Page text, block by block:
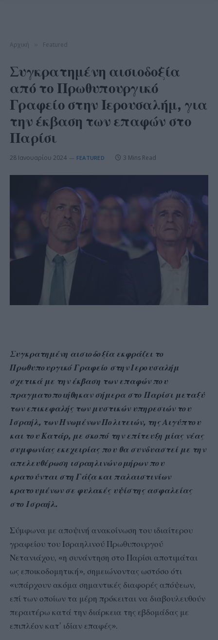
Αρχική Featured
Συγκρατημένη αισιοδοξία
από το Πρωθυπουργικό
Γραφείο στην Ιερουσαλήμ, για
την έκβαση των επαφών στο
Παρίσι
28 Ιανουαρίου 2024 FEATURED 3 Mins Read
Συγκρατημένη αισιοδοξία εκφράζει το
Πρωθυπουργικό Γραφείο στην Ιερουσαλήμ
σχετικά με την έκβαση των επαφών που
πραγματοποιήθηκαν σήμερα στο Παρίσι μεταξύ
των επικεφαλής των μυστικών υπηρεσιών του
Ισραήλ, των Ηνωμένων Πολιτειών, της Αιγύπτου
και του Κατάρ, με σκοπό την επίτευξη μίας νέας
συμφωνίας εκεχειρίας που θα συνδυαστεί με την
απελευθέρωση ισραηλινών ομήρων που
κρατούνται στη Γάζα και παλαιστινίων
κρατουμένων σε φυλακές υψίστης ασφαλείας
στο Ισραήλ.
Σύμφωνα με αποψινή ανακοίνωση του ιδιαίτερου
γραφείου του Ισραηλινού Πρωθυπουργού
Νετανιάχου, «η συνάντηση στο Παρίσι αποτιμάται
ως εποικοδομητική», σημειώνοντας ωστόσο ότι
«υπάρχουν ακόμα σημαντικές διαφορές απόψεων,
επί των οποίων τα μέρη πρόκειται να διαβουλευθούν
περαιτέρω κατά την διάρκεια της εβδομάδας με
επιπλέον κατ’ ιδίαν επαφές».